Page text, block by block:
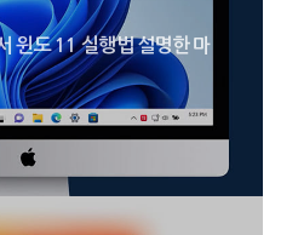
윈도 11 실행법 설명한 마